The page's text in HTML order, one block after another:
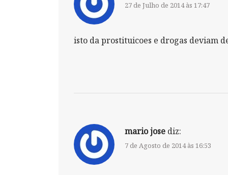
27 de Julho de 2014 às 17:47
isto da prostituicoes e drogas deviam
mario jose diz:
7 de Agosto de 2014 às 16:53